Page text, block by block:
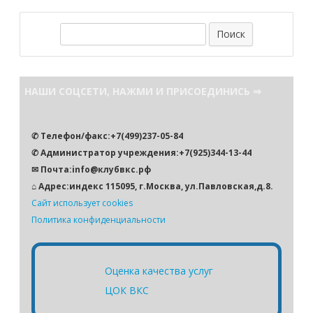
НАШИ СОЦСЕТИ, НАЖМИ И ПРИСОЕДИНИСЬ ⇒
✆ Телефон/факс:+7(499)237-05-84
✆ Администратор учреждения:+7(925)344-13-44
✉ Почта:info@клубвкс.рф
⌂ Адрес:индекс 115095, г.Москва, ул.Павловская,д.8.
Сайт использует cookies
Политика конфиденциальности
Оценка качества услуг
ЦОК ВКС